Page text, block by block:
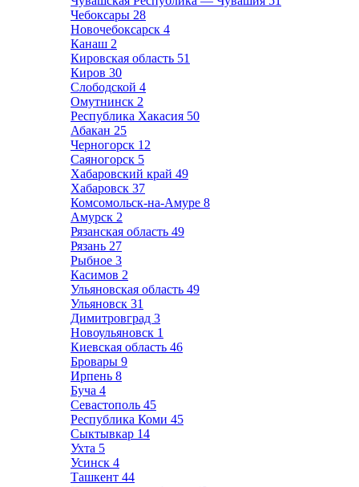
Чебоксары 28
Новочебоксарск 4
Канаш 2
Кировская область 51
Киров 30
Слободской 4
Омутнинск 2
Республика Хакасия 50
Абакан 25
Черногорск 12
Саяногорск 5
Хабаровский край 49
Хабаровск 37
Комсомольск-на-Амуре 8
Амурск 2
Рязанская область 49
Рязань 27
Рыбное 3
Касимов 2
Ульяновская область 49
Ульяновск 31
Димитровград 3
Новоульяновск 1
Киевская область 46
Бровары 9
Ирпень 8
Буча 4
Севастополь 45
Республика Коми 45
Сыктывкар 14
Ухта 5
Усинск 4
Ташкент 44